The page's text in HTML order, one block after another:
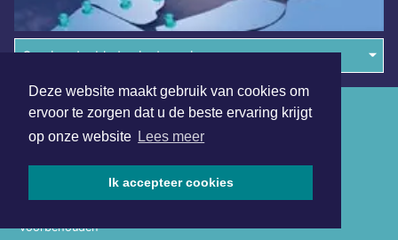
Deze website maakt gebruik van cookies om
ervoor te zorgen dat u de beste ervaring krijgt
op onze website Lees meer
Ik accepteer cookies
Overige dagbladen in de regio
voorbehouden
Algemene voorwaarden
Disclaimer